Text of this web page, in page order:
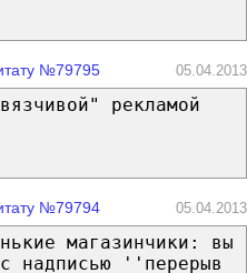
№79795 05.04.2013
рекламой
№79794 05.04.2013
магазинчики: вы
надписью ''перерыв